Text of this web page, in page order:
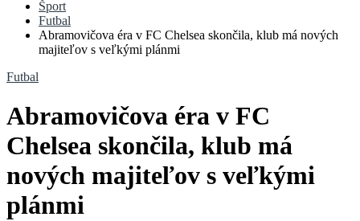
Šport
Futbal
Abramovičova éra v FC Chelsea skončila, klub má nových
majiteľov s veľkými plánmi
Futbal
Abramovičova éra v FC
Chelsea skončila, klub má
nových majiteľov s veľkými
plánmi